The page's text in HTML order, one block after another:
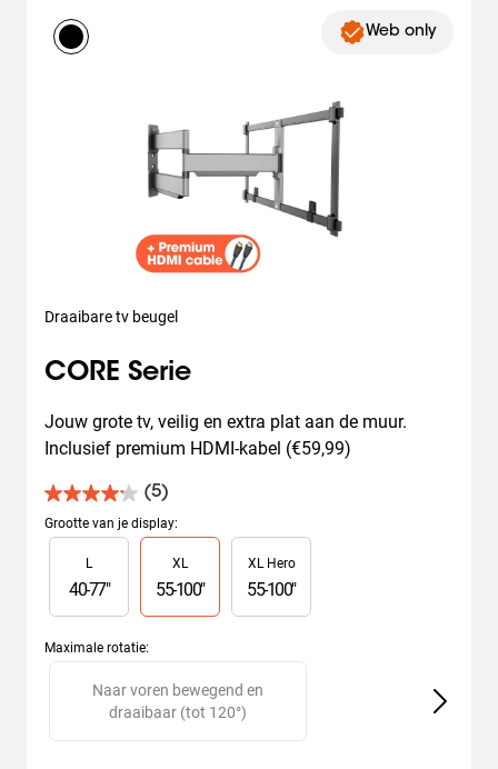
Web only
Draaibare tv beugel
CORE Serie
Jouw grote tv, veilig en extra plat aan de muur.
Inclusief premium HDMI-kabel (€59,99)
(5)
4.2
van
de
sterren.
5
Grootte van je display:
Slide 1 of 3
L
40-77"
XL
55-100"
XL Hero
55-100"
Maximale rotatie:
Slide 1 of 2
Naar voren bewegend en
draaibaar (tot 120°)